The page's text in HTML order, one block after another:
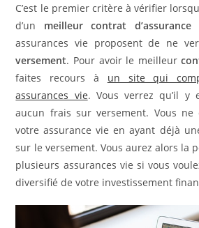
C’est le premier critère à vérifier
d’un meilleur contrat d’assurance
assurances vie proposent de ne
versement. Pour avoir le meilleur
faites recours à un site qui
assurances vie. Vous verrez qu’il y
aucun frais sur versement. Vous ne
votre assurance vie en ayant déjà
sur le versement. Vous aurez alors la
plusieurs assurances vie si vous
diversifié de votre investissement